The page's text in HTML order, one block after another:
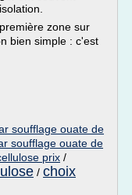
zone sur
bien simple : c'est
soufflage ouate de
soufflage ouate de
prix /
/ choix